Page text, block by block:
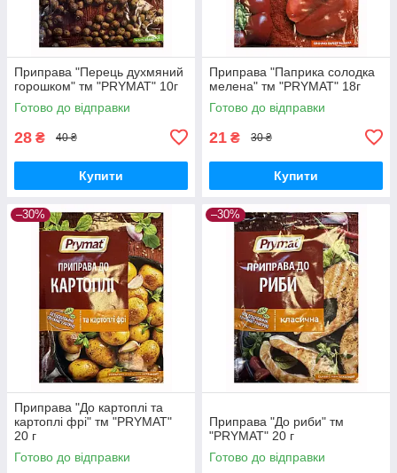
Приправа "Перець духмяний
горошком" тм "PRYMAT" 10г
Готово до відправки
28 ₴ 40 ₴
Купити
Приправа "Паприка солодка
мелена" тм "PRYMAT" 18г
Готово до відправки
21 ₴ 30 ₴
Купити
–30%
Приправа "До картоплі та
картоплі фрі" тм "PRYMAT"
20 г
Готово до відправки
–30%
Приправа "До риби" тм
"PRYMAT" 20 г
Готово до відправки